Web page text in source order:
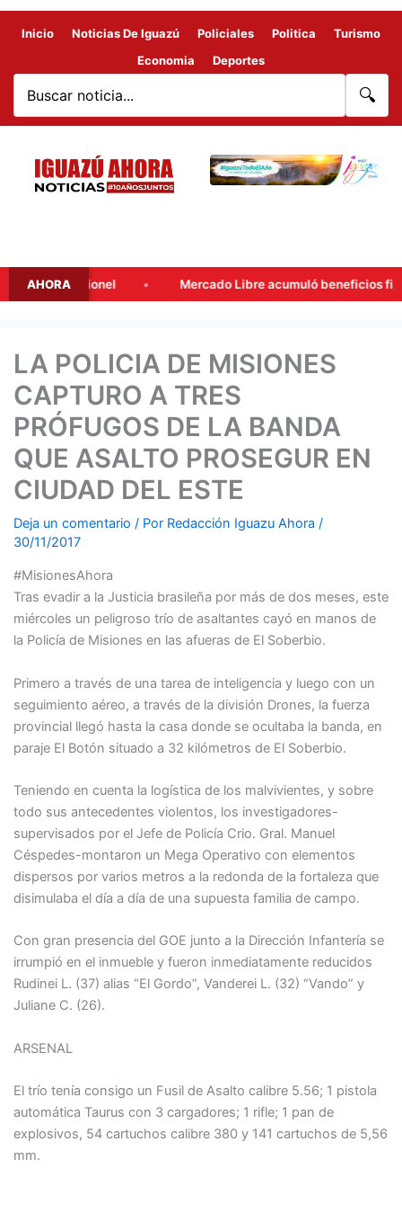
Inicio Noticias De Iguazú Policiales Politica
Turismo
Economia
Deportes
🔍
AHORA
de Lionel Mercado Libre acumuló beneficios fiscales
LA POLICIA DE MISIONES
CAPTURO A TRES
PRÓFUGOS DE LA BANDA
QUE ASALTO PROSEGUR EN
CIUDAD DEL ESTE
Deja un comentario / Por Redacción Iguazu Ahora /
30/11/2017
#MisionesAhora
Tras evadir a la Justicia brasileña por más de dos meses, este
miércoles un peligroso trío de asaltantes cayó en manos de
la Policía de Misiones en las afueras de El Soberbio.
Primero a través de una tarea de inteligencia y luego con un
seguimiento aéreo, a través de la división Drones, la fuerza
provincial llegó hasta la casa donde se ocultaba la banda, en
paraje El Botón situado a 32 kilómetros de El Soberbio.
Teniendo en cuenta la logística de los malvivientes, y sobre
todo sus antecedentes violentos, los investigadores-
supervisados por el Jefe de Policía Crio. Gral. Manuel
Céspedes-montaron un Mega Operativo con elementos
dispersos por varios metros a la redonda de la fortaleza que
disimulaba el día a día de una supuesta familia de campo.
Con gran presencia del GOE junto a la Dirección Infantería se
irrumpió en el inmueble y fueron inmediatamente reducidos
Rudinei L. (37) alias “El Gordo”, Vanderei L. (32) “Vando” y
Juliane C. (26).
ARSENAL
El trío tenía consigo un Fusil de Asalto calibre 5.56; 1 pistola
automática Taurus con 3 cargadores; 1 rifle; 1 pan de
explosivos, 54 cartuchos calibre 380 y 141 cartuchos de 5,56
mm.